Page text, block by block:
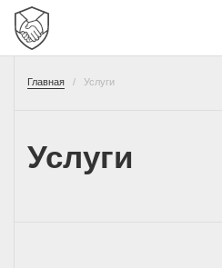
Главная Услуги
Услуги